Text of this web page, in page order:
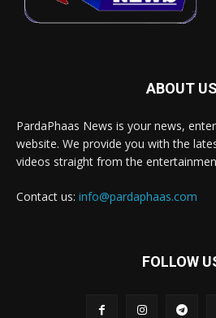
ABOUT US
PardaPhaas News is your news,
website. We provide you with the
videos straight from the
Contact us: info@pardaphaas.com
FOLLOW